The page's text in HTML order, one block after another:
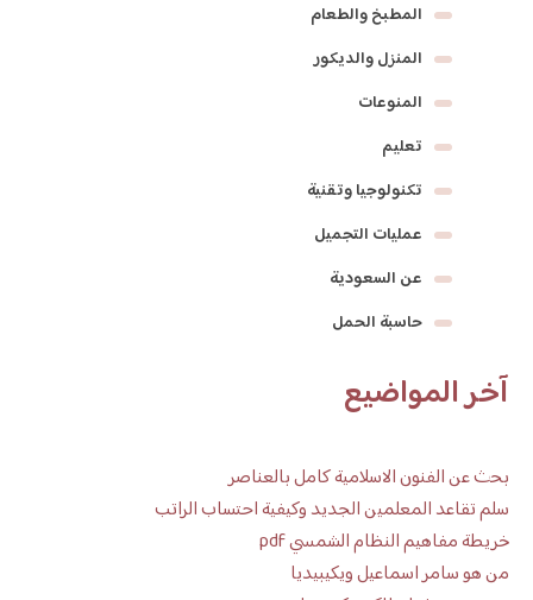
المطبخ والطعام
المنزل والديكور
المنوعات
تعليم
تكنولوجيا وتقنية
عمليات التجميل
عن السعودية
حاسبة الحمل
آخر المواضيع
بحث عن الفنون الاسلامية كامل بالعناصر
سلم تقاعد المعلمين الجديد وكيفية احتساب الراتب
خريطة مفاهيم النظام الشمسي pdf
من هو سامر اسماعيل ويكيبيديا